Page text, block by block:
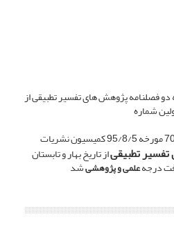
با توجه به مجوز شماره 7022241 مورخه 95/8/5 کمیسیون نشریات
تطبیقیاز تاریخ بهار و تابستان
علمی و پژوهشیشد